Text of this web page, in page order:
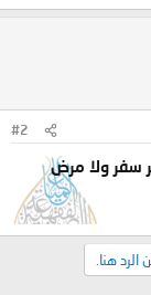
#2
سفر ولا مرض
هنا.